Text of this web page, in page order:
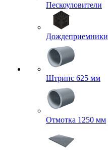
Пескоуловители
Дождеприемники
Штрипс 625 мм
Отмотка 1250 мм